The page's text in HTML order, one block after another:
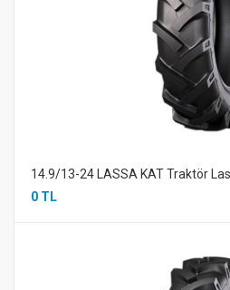
14.9/13-24 LASSA KAT Traktör
0 TL